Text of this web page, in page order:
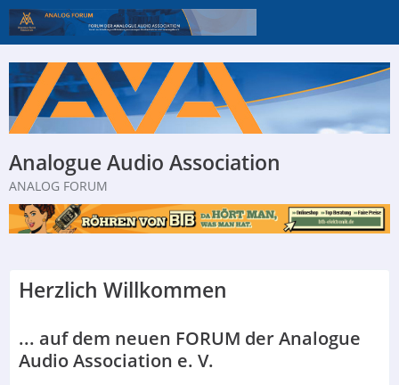
Analogue Audio Association
ANALOG FORUM
Herzlich Willkommen
... auf dem neuen FORUM der Analogue
Audio Association e. V.